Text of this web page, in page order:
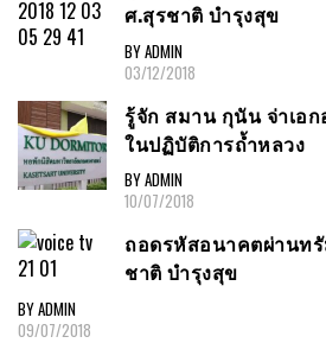
ศ.สุรชาติ บำรุงสุข
BY ADMIN
03/12/2018
รู้จัก สมาน กุนัน จ่าเอ
ในปฏิบัติการถ้ำหลวง
BY ADMIN
10/07/2018
ถอดรหัสอนาคตผ่านท
ชาติ บำรุงสุข
BY ADMIN
09/07/2018